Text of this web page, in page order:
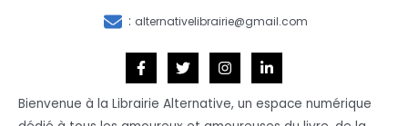
: alternativelibrairie@gmail.com
Bienvenue à la Librairie Alternative, un espace numérique